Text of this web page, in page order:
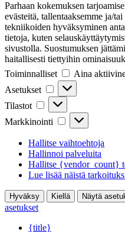
Parhaan kokemuksen
evästeitä, tallentaaksemme ja/
tekniikoiden hyväksyminen
tietoja, kuten
sivustolla. Suostumuksen
haitallisesti tiettyihin
Toiminnalliset
Toiminnalliset
Aina
Asetukset
Asetukset
Tilastot Tilastot
Markkinointi Markkinointi
Hallitse vaihtoehtoja
Hallinnoi palveluita
Hallitse {vendor_count}
Lue lisää näistä
Hyväksy Kiellä Näytä
asetukset
{title}